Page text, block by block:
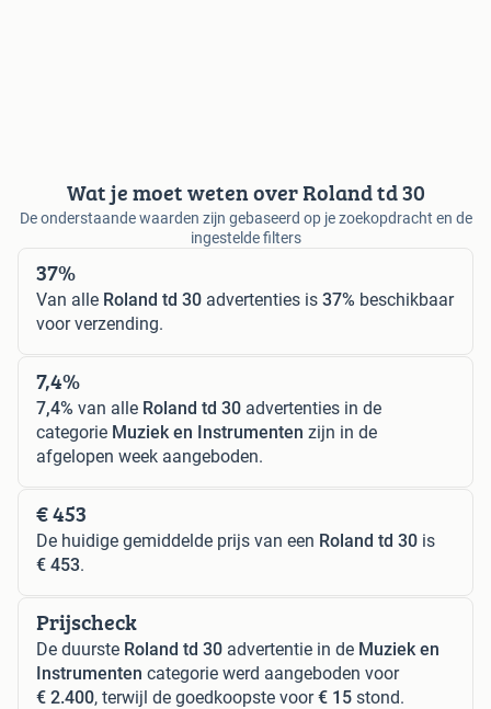
Wat je moet weten over Roland td 30
De onderstaande waarden zijn gebaseerd op je zoekopdracht en de
ingestelde filters
37%
Van alle Roland td 30 advertenties is 37% beschikbaar
voor verzending.
7,4%
7,4% van alle Roland td 30 advertenties in de
categorie Muziek en Instrumenten zijn in de
afgelopen week aangeboden.
€ 453
De huidige gemiddelde prijs van een Roland td 30 is
€ 453.
Prijscheck
De duurste Roland td 30 advertentie in de Muziek en
Instrumenten categorie werd aangeboden voor
€ 2.400, terwijl de goedkoopste voor€ 15 stond.